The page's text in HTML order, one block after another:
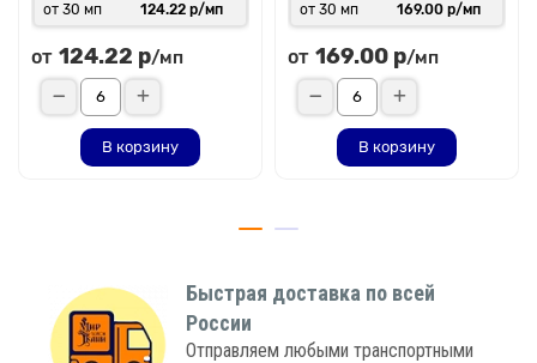
от 30 мп
124.22 р/мп
от 124.22 р/мп
В корзину
от 30 мп
169.00 р/мп
от 169.00 р/мп
В корзину
Быстрая доставка по всей
России
Отправляем любыми транспортными